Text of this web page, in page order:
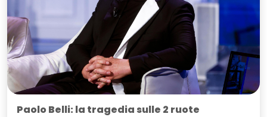
Paolo Belli: la tragedia sulle 2 ruote